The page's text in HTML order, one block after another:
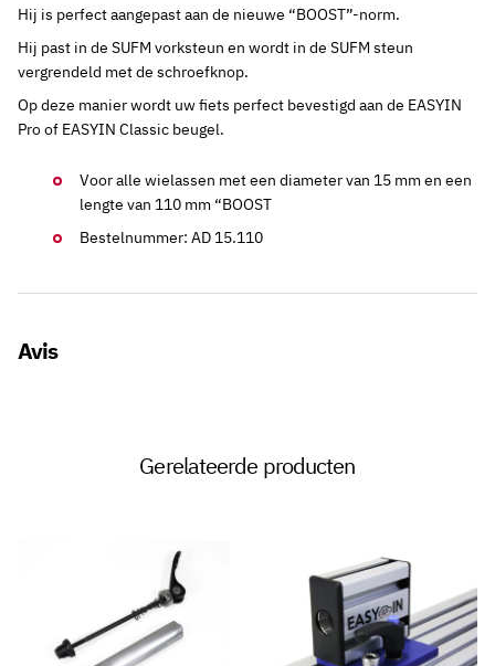
Hij is perfect aangepast aan de nieuwe “BOOST”-norm.
Hij past in de SUFM vorksteun en wordt in de SUFM steun
vergrendeld met de schroefknop.
Op deze manier wordt uw fiets perfect bevestigd aan de EASYIN
Pro of EASYIN Classic beugel.
Voor alle wielassen met een diameter van 15 mm en een
lengte van 110 mm “BOOST
Bestelnummer: AD 15.110
Avis
Gerelateerde producten